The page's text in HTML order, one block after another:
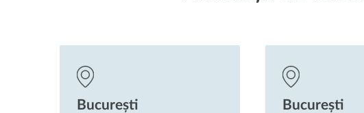
București
București